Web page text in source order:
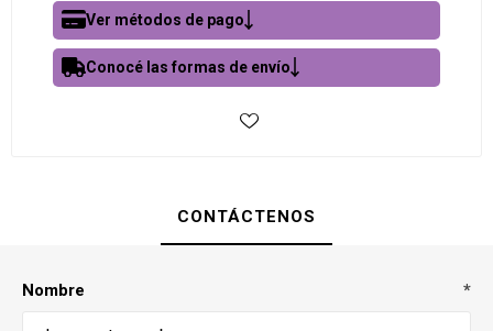
Ver métodos de pago
Conocé las formas de envío
CONTÁCTENOS
Nombre *